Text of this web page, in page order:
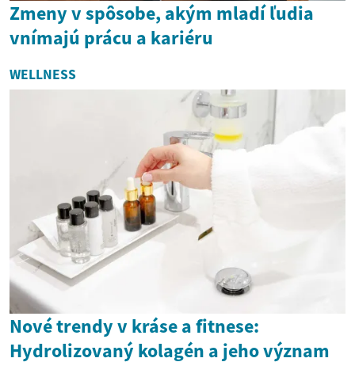
Zmeny v spôsobe, akým mladí ľudia
vnímajú prácu a kariéru
WELLNESS
Nové trendy v kráse a fitnese:
Hydrolizovaný kolagén a jeho význam